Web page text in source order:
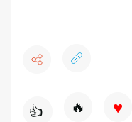
👍 🔥 ♥